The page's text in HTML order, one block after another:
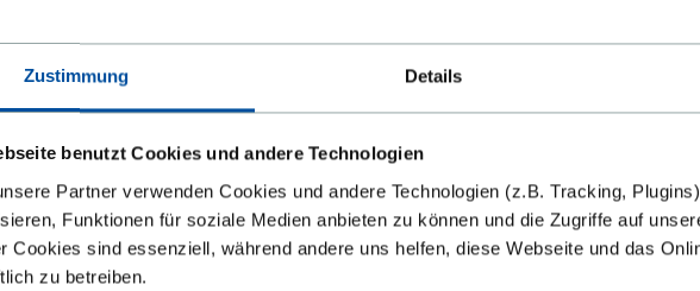
Zustimmung Details
benutzt Cookies und andere Technologien
Partner verwenden Cookies und andere Technologien (z.B. Tracking,
Funktionen für soziale Medien anbieten zu können und die Zugriffe auf
Cookies sind essenziell, während andere uns helfen, diese Webseite und das
zu betreiben.
Los 1-18 Substrateinbau, Pflanzung und Pflege
Leistungsort: 44369 Dortmund
Vergabestelle: Internationale Gartenausstellung Metropole Ruhr 2027 gGmbH
Veröffentlicht seit: 04.08.2026 Bewerbungsfrist: 15.09.2026